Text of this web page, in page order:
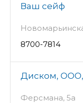
Ваш сейф
8700-7814
Диском, ООО,
Ферсмана, 5а